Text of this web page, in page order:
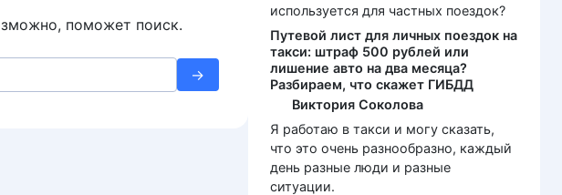
поможет поиск.
используется для частных поездок?
Путевой лист для личных поездок на
такси: штраф 500 рублей или
лишение авто на два месяца?
Разбираем, что скажет ГИБДД
Виктория Соколова
Я работаю в такси и могу сказать,
что это очень разнообразно, каждый
день разные люди и разные
ситуации.